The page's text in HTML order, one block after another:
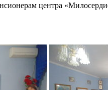
центра